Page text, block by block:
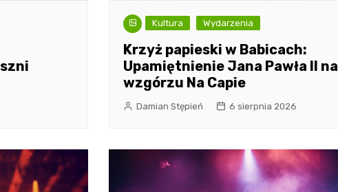
Kultura Wydarzenia
Krzyż papieski w Babicach:
Upamiętnienie Jana Pawła II na
wzgórzu Na Capie
Damian Stępień 6 sierpnia 2026